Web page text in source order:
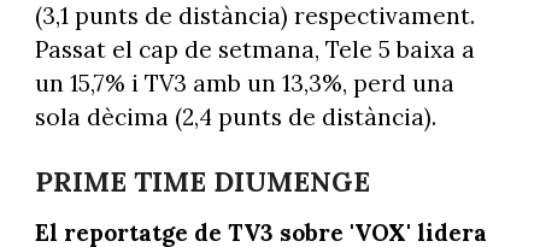
(3,1 punts de distància) respectivament.
Passat el cap de setmana, Tele 5 baixa a
un 15,7% i TV3 amb un 13,3%, perd una
sola dècima (2,4 punts de distància).
PRIME TIME DIUMENGE
El reportatge de TV3 sobre 'VOX' lidera